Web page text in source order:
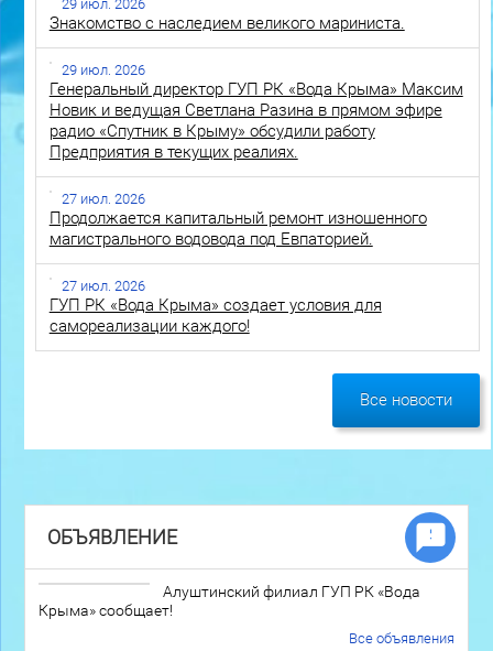
29 июл. 2026
Знакомство с наследием великого мариниста.
29 июл. 2026
Генеральный директор ГУП РК «Вода Крыма» Максим
Новик и ведущая Светлана Разина в прямом эфире
радио «Спутник в Крыму» обсудили работу
Предприятия в текущих реалиях.
27 июл. 2026
Продолжается капитальный ремонт изношенного
магистрального водовода под Евпаторией.
27 июл. 2026
ГУП РК «Вода Крыма» создает условия для
самореализации каждого!
Все новости
ОБЪЯВЛЕНИЕ
Алуштинский филиал ГУП РК «Вода
Крыма» сообщает!
Все объявления